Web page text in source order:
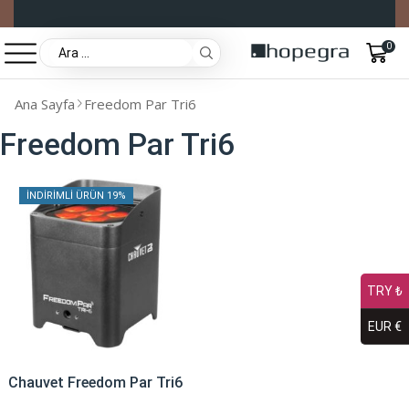
0
Ana Sayfa Freedom Par Tri6
Freedom Par Tri6
İNDIRIMLI ÜRÜN 19%
Chauvet Freedom Par Tri6
TRY ₺
EUR €